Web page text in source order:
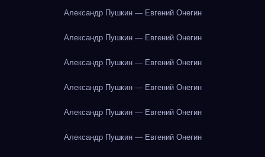
Александр Пушкин — Евгений Онегин
Александр Пушкин — Евгений Онегин
Александр Пушкин — Евгений Онегин
Александр Пушкин — Евгений Онегин
Александр Пушкин — Евгений Онегин
Александр Пушкин — Евгений Онегин